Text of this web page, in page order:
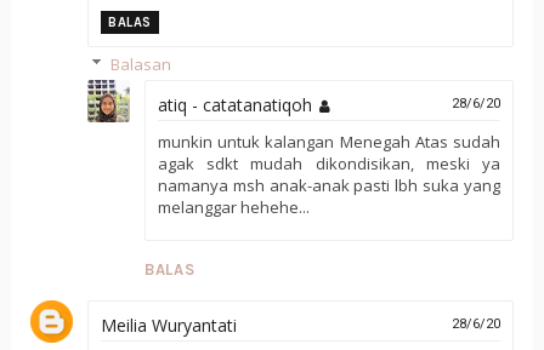
BALAS
Balasan
atiq - catatanatiqoh 28/6/20
munkin untuk kalangan Menegah Atas sudah
agak sdkt mudah dikondisikan, meski ya
namanya msh anak-anak pasti lbh suka yang
melanggar hehehe...
BALAS
Meilia Wuryantati 28/6/20